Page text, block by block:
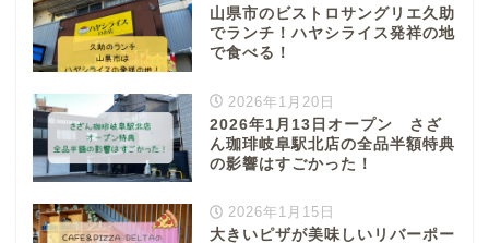
山県市のビストロサングリエ久助
でランチ！ハヤシライス発祥の地
で食べる！
2026年1月20日
2026年1月13日オープン さざ
ん珈琲岐阜駅北店の全品半額特典
の影響はすごかった！
2026年1月15日
大きいピザが美味しいリバーポー